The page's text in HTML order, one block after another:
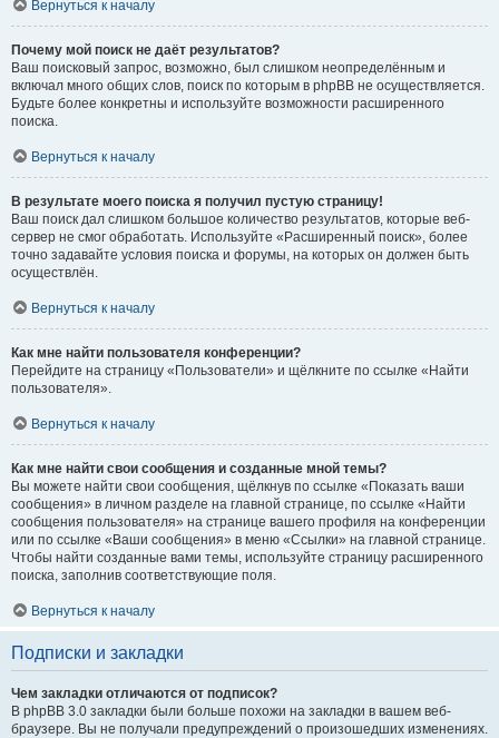
Вернуться к началу
Почему мой поиск не даёт результатов?
Ваш поисковый запрос, возможно, был слишком неопределённым и
включал много общих слов, поиск по которым в phpBB не осуществляется.
Будьте более конкретны и используйте возможности расширенного
поиска.
Вернуться к началу
В результате моего поиска я получил пустую страницу!
Ваш поиск дал слишком большое количество результатов, которые веб-
сервер не смог обработать. Используйте «Расширенный поиск», более
точно задавайте условия поиска и форумы, на которых он должен быть
осуществлён.
Вернуться к началу
Как мне найти пользователя конференции?
Перейдите на страницу «Пользователи» и щёлкните по ссылке «Найти
пользователя».
Вернуться к началу
Как мне найти свои сообщения и созданные мной темы?
Вы можете найти свои сообщения, щёлкнув по ссылке «Показать ваши
сообщения» в личном разделе на главной странице, по ссылке «Найти
сообщения пользователя» на странице вашего профиля на конференции
или по ссылке «Ваши сообщения» в меню «Ссылки» на главной странице.
Чтобы найти созданные вами темы, используйте страницу расширенного
поиска, заполнив соответствующие поля.
Вернуться к началу
Подписки и закладки
Чем закладки отличаются от подписок?
В phpBB 3.0 закладки были больше похожи на закладки в вашем веб-
браузере. Вы не получали предупреждений о произошедших изменениях.